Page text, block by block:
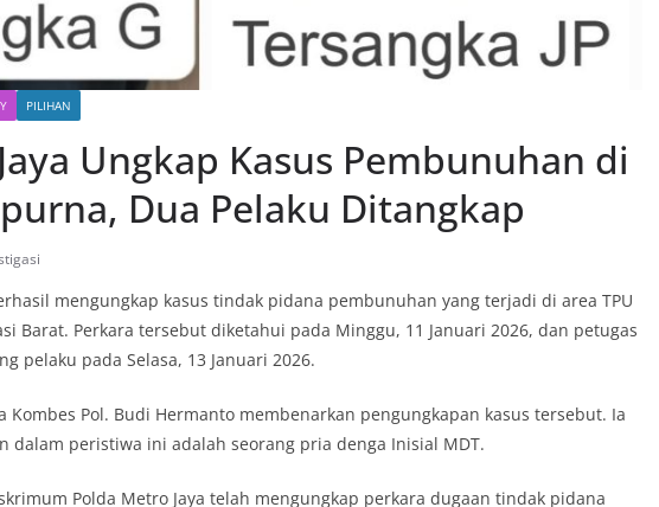
PILIHAN
Ungkap Kasus Pembunuhan di
Dua Pelaku Ditangkap
mengungkap kasus tindak pidana pembunuhan yang terjadi di area TPU
Barat. Perkara tersebut diketahui pada Minggu, 11 Januari 2026, dan petugas
pelaku pada Selasa, 13 Januari 2026.
Kombes Pol. Budi Hermanto membenarkan pengungkapan kasus tersebut. Ia
dalam peristiwa ini adalah seorang pria denga Inisial MDT.
Polda Metro Jaya telah mengungkap perkara dugaan tindak pidana